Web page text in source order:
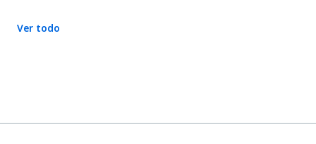
Ver todo